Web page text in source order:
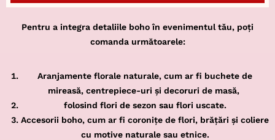
Pentru a integra detaliile boho în evenimentul tău, poți
comanda următoarele:
Aranjamente florale naturale, cum ar fi buchete de
mireasă, centrepiece-uri și decoruri de masă,
folosind flori de sezon sau flori uscate.
Accesorii boho, cum ar fi coronițe de flori, brățări și coliere
cu motive naturale sau etnice.